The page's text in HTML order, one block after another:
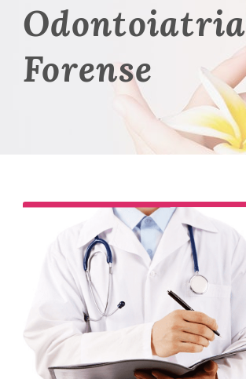
Odontoiatria
Forense